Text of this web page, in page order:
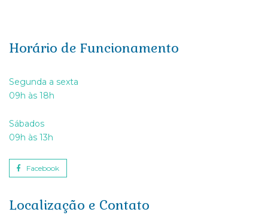
Horário de Funcionamento
Segunda a sexta
09h às 18h
Sábados
09h às 13h
Facebook
Localização e Contato